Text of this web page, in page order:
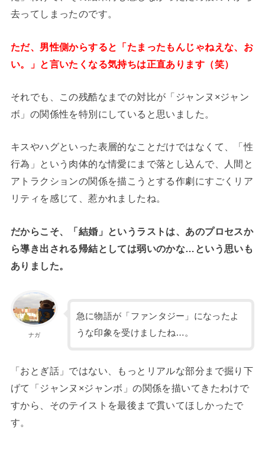
去ってしまったのです。
ただ、男性側からすると「たまったもんじゃねえな、お
い。」と言いたくなる気持ちは正直あります（笑）
それでも、この残酷なまでの対比が「ジャンヌ×ジャン
ボ」の関係性を特別にしていると思いました。
キスやハグといった表層的なことだけではなくて、「性
行為」という肉体的な情愛にまで落とし込んで、人間と
アトラクションの関係を描こうとする作劇にすごくリア
リティを感じて、惹かれましたね。
だからこそ、「結婚」というラストは、あのプロセスか
ら導き出される帰結としては弱いのかな…という思いも
ありました。
ナガ
急に物語が「ファンタジー」になったよ
うな印象を受けましたね…。
「おとぎ話」ではない、もっとリアルな部分まで掘り下
げて「ジャンヌ×ジャンボ」の関係を描いてきたわけで
すから、そのテイストを最後まで貫いてほしかったで
す。